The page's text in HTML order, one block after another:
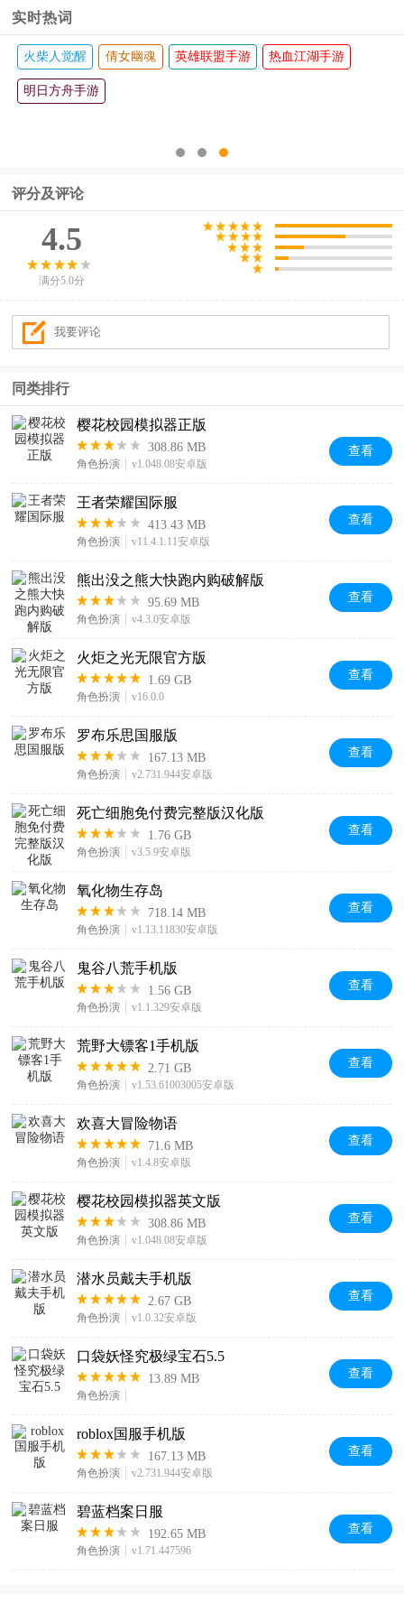
实时热词
火柴人觉醒 倩女幽魂 英雄联盟手游 热血江湖手游
明日方舟手游
评分及评论
4.5
满分5.0分
同类排行
樱花校园模拟器正版
308.86 MB
角色扮演 v1.048.08安卓版
查看
王者荣耀国际服
413.43 MB
角色扮演 v11.4.1.11安卓版
查看
熊出没之熊大快跑内购破解版
95.69 MB
角色扮演 v4.3.0安卓版
查看
火炬之光无限官方版
1.69 GB
角色扮演 v16.0.0
查看
罗布乐思国服版
167.13 MB
角色扮演 v2.731.944安卓版
查看
死亡细胞免付费完整版汉化版
1.76 GB
角色扮演 v3.5.9安卓版
查看
氧化物生存岛
718.14 MB
角色扮演 v1.13.11830安卓版
查看
鬼谷八荒手机版
1.56 GB
角色扮演 v1.1.329安卓版
查看
荒野大镖客1手机版
2.71 GB
角色扮演 v1.53.61003005安卓版
查看
欢喜大冒险物语
71.6 MB
角色扮演 v1.4.8安卓版
查看
樱花校园模拟器英文版
308.86 MB
角色扮演 v1.048.08安卓版
查看
潜水员戴夫手机版
2.67 GB
角色扮演 v1.0.32安卓版
查看
口袋妖怪究极绿宝石5.5
13.89 MB
角色扮演
查看
roblox国服手机版
167.13 MB
角色扮演 v2.731.944安卓版
查看
碧蓝档案日服
192.65 MB
角色扮演 v1.71.447596
查看